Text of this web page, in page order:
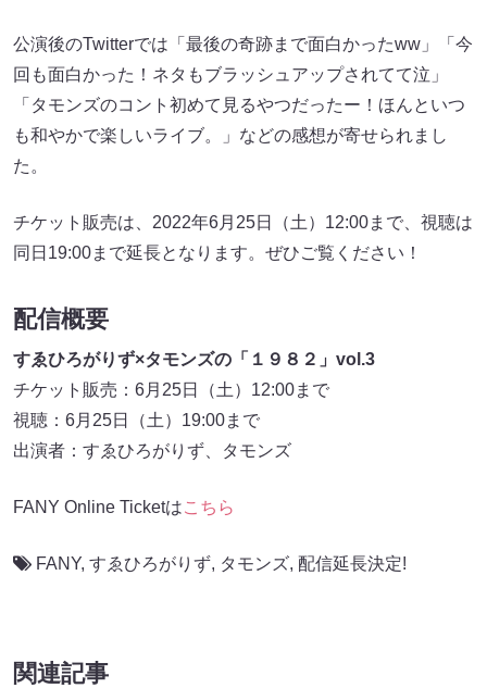
公演後のTwitterでは「最後の奇跡まで面白かったww」「今
回も面白かった！ネタもブラッシュアップされてて泣」
「タモンズのコント初めて見るやつだったー！ほんといつ
も和やかで楽しいライブ。」などの感想が寄せられまし
た。
チケット販売は、2022年6月25日（土）12:00まで、視聴は
同日19:00まで延長となります。ぜひご覧ください！
配信概要
すゑひろがりず×タモンズの「１９８２」vol.3
チケット販売：6月25日（土）12:00まで
視聴：6月25日（土）19:00まで
出演者：すゑひろがりず、タモンズ
FANY Online Ticketはこちら
FANY, すゑひろがりず, タモンズ, 配信延長決定!
関連記事